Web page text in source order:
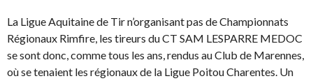
La Ligue Aquitaine de Tir n’organisant pas de Championnats
Régionaux Rimfire, les tireurs du CT SAM LESPARRE MEDOC
se sont donc, comme tous les ans, rendus au Club de Marennes,
où se tenaient les régionaux de la Ligue Poitou Charentes. Un